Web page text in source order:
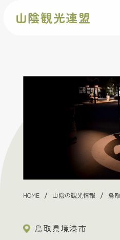
山陰観光連盟
HOME 山陰の観光情報 鳥
鳥取県境港市